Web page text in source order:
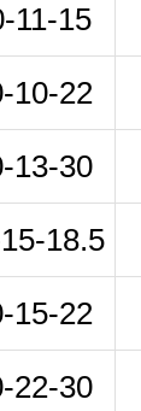
11-15
10-22
13-30
18.5
15-22
22-30